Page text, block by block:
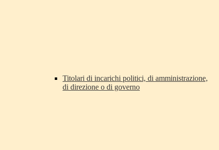
Titolari di incarichi politici, di amministrazione,
di direzione o di governo